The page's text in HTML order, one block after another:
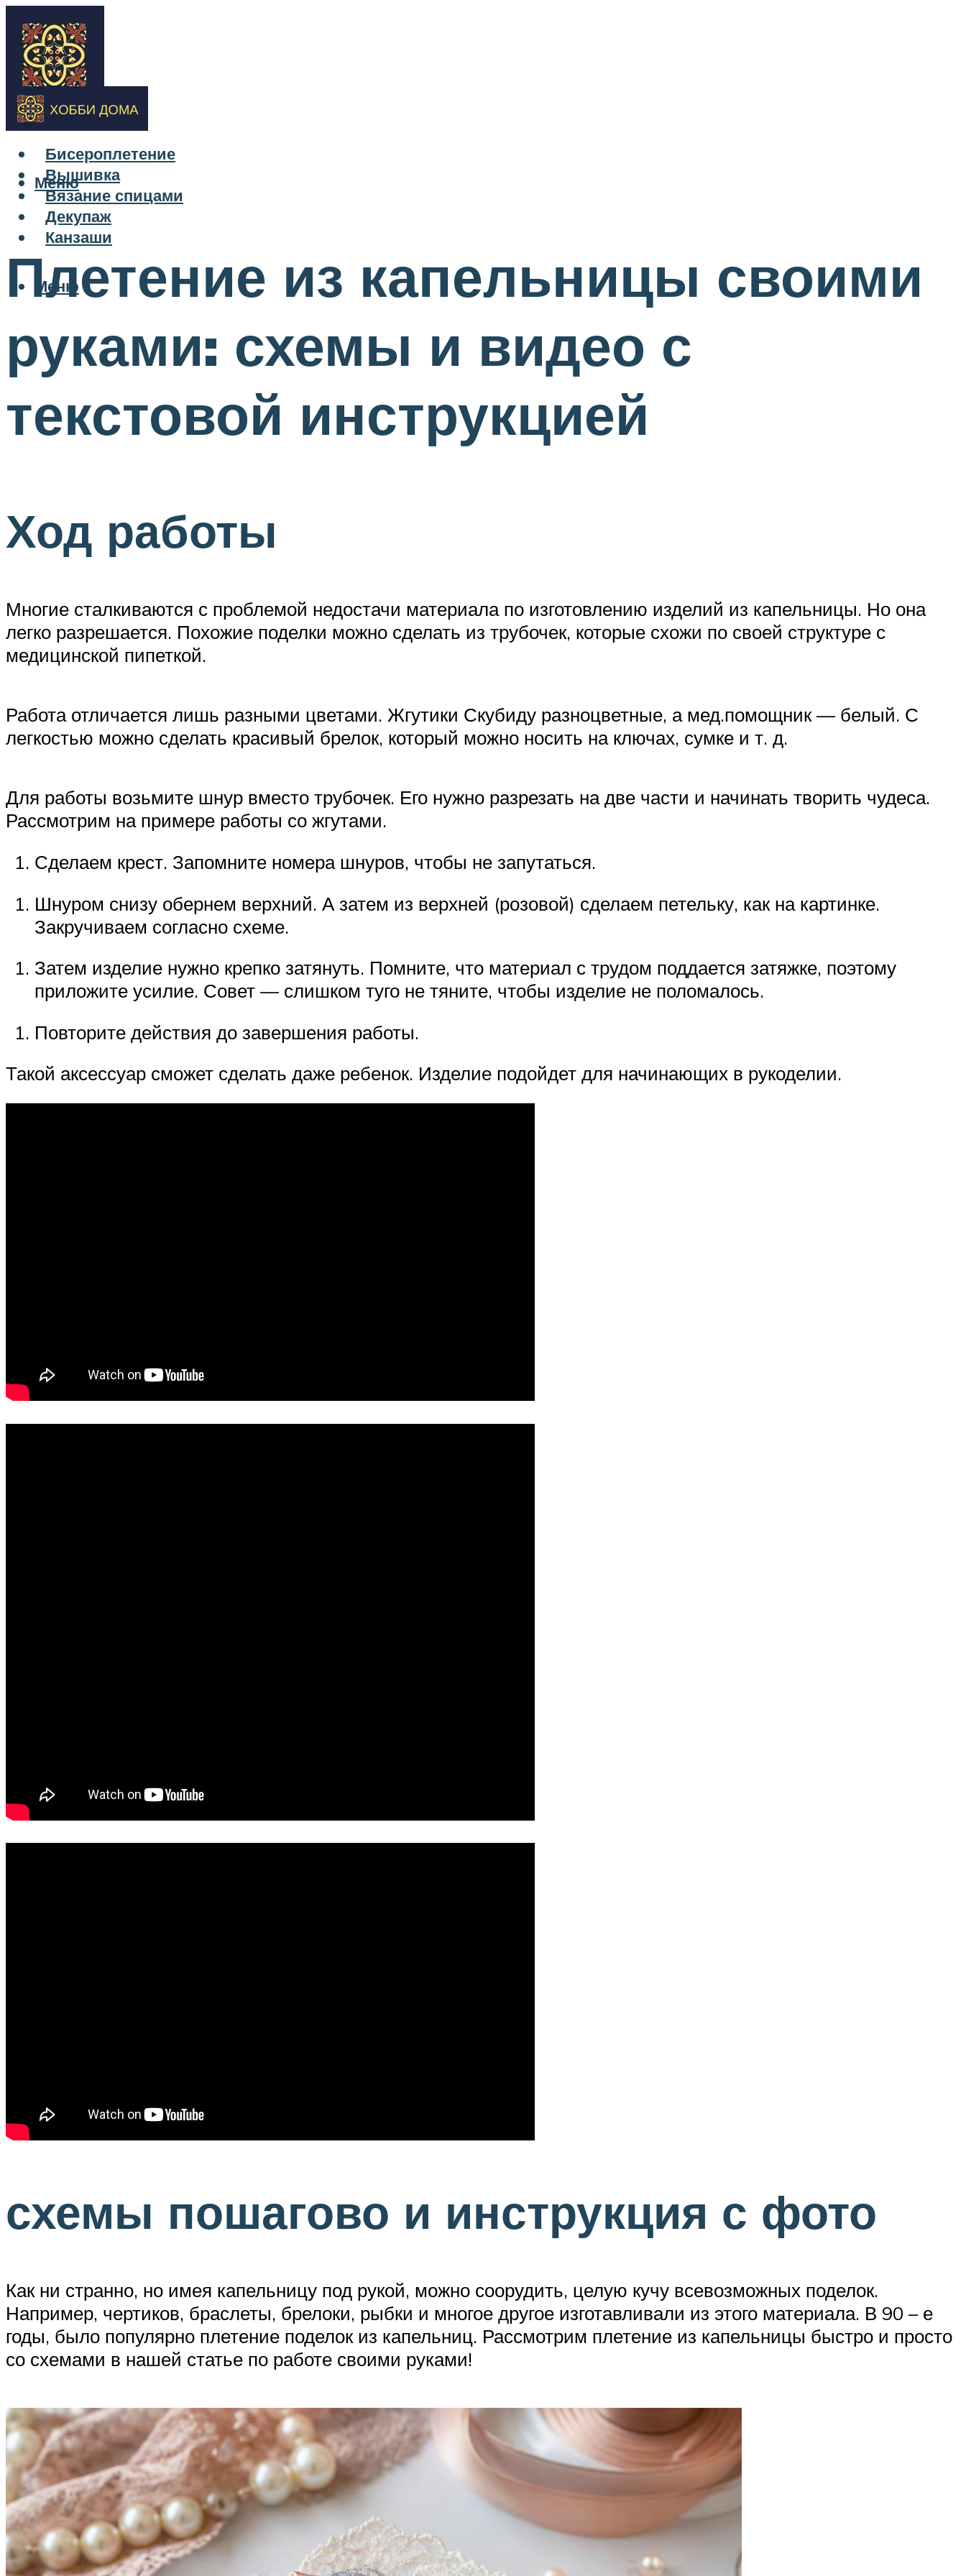
Бисероплетение
Вышивка
Вязание спицами
Декупаж
Канзаши
Меню
Меню
Плетение из капельницы своими
руками: схемы и видео с
текстовой инструкцией
Ход работы
Многие сталкиваются с проблемой недостачи материала по изготовлению изделий из капельницы. Но она
легко разрешается. Похожие поделки можно сделать из трубочек, которые схожи по своей структуре с
медицинской пипеткой.
Работа отличается лишь разными цветами. Жгутики Скубиду разноцветные, а мед.помощник — белый. С
легкостью можно сделать красивый брелок, который можно носить на ключах, сумке и т. д.
Для работы возьмите шнур вместо трубочек. Его нужно разрезать на две части и начинать творить чудеса.
Рассмотрим на примере работы со жгутами.
Сделаем крест. Запомните номера шнуров, чтобы не запутаться.
Шнуром снизу обернем верхний. А затем из верхней (розовой) сделаем петельку, как на картинке.
Закручиваем согласно схеме.
Затем изделие нужно крепко затянуть. Помните, что материал с трудом поддается затяжке, поэтому
приложите усилие. Совет — слишком туго не тяните, чтобы изделие не поломалось.
Повторите действия до завершения работы.
Такой аксессуар сможет сделать даже ребенок. Изделие подойдет для начинающих в рукоделии.
схемы пошагово и инструкция с фото
Как ни странно, но имея капельницу под рукой, можно соорудить, целую кучу всевозможных поделок.
Например, чертиков, браслеты, брелоки, рыбки и многое другое изготавливали из этого материала. В 90 – е
годы, было популярно плетение поделок из капельниц. Рассмотрим плетение из капельницы быстро и просто
со схемами в нашей статье по работе своими руками!